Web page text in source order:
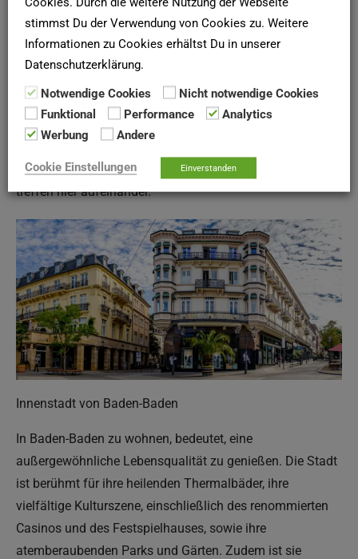
Dieser Teil von Baden-Baden ist bekannt für seine
lebendige Atmosphäre und seine Vielfalt an
Freizeitmöglichkeiten.
Ebenso beeindruckend ist Oos, das einst ein
eigenständiges Dorf war und heute ein beliebter Wohnort
mit einer starken Gemeinschaft ist. Traditionellen und
modernen Häusern, umgeben von wunderschöner Natur,
treffen hier aufeinander.
Innenstadt von Baden-Baden
In Baden-Baden zu wohnen, bedeutet, eine
außergewöhnliche Lebensqualität zu genießen. Die Stadt
ist berühmt für ihre heilenden Thermalbäder, ihre
vielfältige Kulturszene, einschließlich des renommierten
Casinos und des Festspielhauses, sowie ihre
atemberaubenden Parks und Gärten. Zudem ist sie
stimmst Du der Verwendung von Cookies zu. Weitere
Informationen zu Cookies erhältst Du in unserer
Datenschutzerklärung.
Notwendige Cookies
Nicht notwendige Cookies
Funktional
Performance
Analytics
Werbung
Andere
Cookie Einstellungen Einverstanden